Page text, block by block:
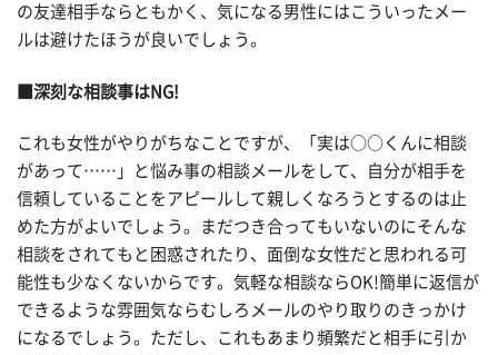
の友達相手ならともかく、気になる男性にはこういったメー
ルは避けたほうが良いでしょう。
■深刻な相談事はNG!
これも女性がやりがちなことですが、「実は○○くんに相談
があって……」と悩み事の相談メールをして、自分が相手を
信頼していることをアピールして親しくなろうとするのは止
めた方がよいでしょう。まだつき合ってもいないのにそんな
相談をされてもと困惑されたり、面倒な女性だと思われる可
能性も少なくないからです。気軽な相談ならOK!簡単に返信が
できるような雰囲気ならむしろメールのやり取りのきっかけ
になるでしょう。ただし、これもあまり頻繁だと相手に引か